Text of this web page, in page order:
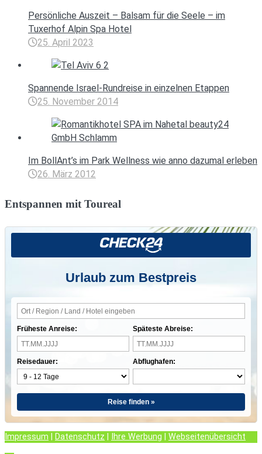
Persönliche Auszeit – Balsam für die Seele – im
Tuxerhof Alpin Spa Hotel
25. April 2023
Spannende Israel-Rundreise in einzelnen Etappen
25. November 2014
Im BollAnt’s im Park Wellness wie anno dazumal erleben
26. März 2012
Entspannen mit Toureal
Urlaub zum Bestpreis
Früheste Anreise:
Reisedauer:
Späteste Abreise:
Abflughafen:
Reise finden »
Impressum Datenschutz Ihre Werbung Webseitenübersicht